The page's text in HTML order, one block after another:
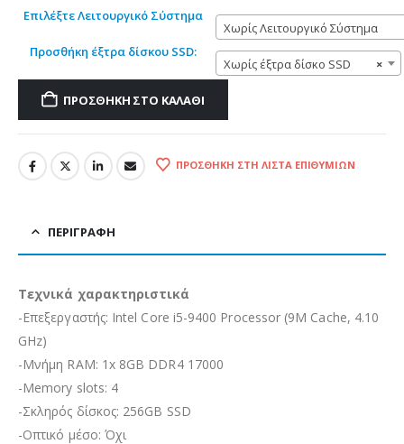
Επιλέξτε Λειτουργικό Σύστημα
Χωρίς Λειτουργικό Σύστημα
Προσθήκη έξτρα δίσκου SSD:
×
Χωρίς έξτρα δίσκο SSD
ΠΡΟΣΘΉΚΗ ΣΤΟ ΚΑΛΆΘΙ
ΠΡΟΣΘΉΚΗ ΣΤΗ ΛΊΣΤΑ ΕΠΙΘΥΜΙΏΝ
ΠΕΡΙΓΡΑΦΉ
Τεχνικά χαρακτηριστικά
-Επεξεργαστής: Intel Core i5-9400 Processor (9M Cache, 4.10
GHz)
-Μνήμη RAM: 1x 8GB DDR4 17000
-Memory slots: 4
-Σκληρός δίσκος: 256GB SSD
-Οπτικό μέσο: Όχι